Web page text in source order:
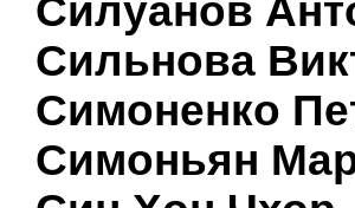
Силуанов
Сильнова
Симоненко
Симоньян